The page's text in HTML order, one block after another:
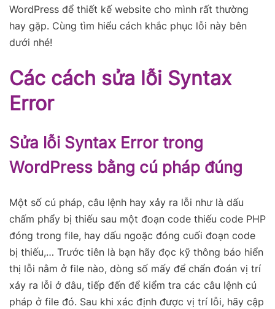
WordPress để thiết kế website cho mình rất thường
hay gặp. Cùng tìm hiểu cách khắc phục lỗi này bên
dưới nhé!
Các cách sửa lỗi Syntax
Error
Sửa lỗi Syntax Error trong
WordPress bằng cú pháp đúng
Một số cú pháp, câu lệnh hay xảy ra lỗi như là dấu
chấm phẩy bị thiếu sau một đoạn code thiếu code PHP
đóng trong file, hay dấu ngoặc đóng cuối đoạn code
bị thiếu,… Trước tiên là bạn hãy đọc kỹ thông báo hiển
thị lỗi nằm ở file nào, dòng số mấy để chẩn đoán vị trí
xảy ra lỗi ở đâu, tiếp đến để kiểm tra các câu lệnh cú
pháp ở file đó. Sau khi xác định được vị trí lỗi, hãy cập